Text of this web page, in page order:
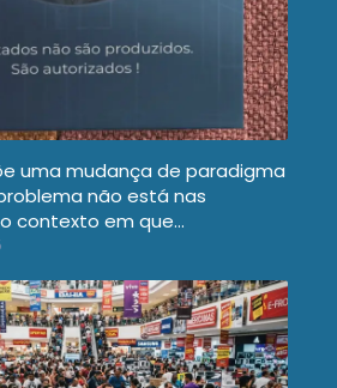
uma mudança de paradigma
não está nas
contexto em que…